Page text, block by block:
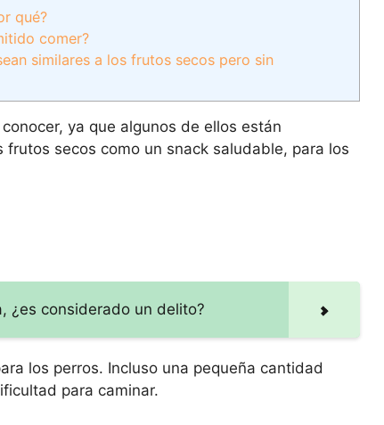
qué?
comer?
similares a los frutos secos pero sin
ya que algunos de ellos están
secos como un snack saludable, para los
¿es considerado un delito?
los perros. Incluso una pequeña cantidad
para caminar.